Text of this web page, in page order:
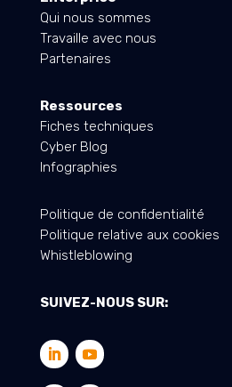
Qui nous sommes
Travaille avec nous
Partenaires
Ressources
Fiches techniques
Cyber Blog
Infographies
Politique de confidentialité
Politique relative aux cookies
Whistleblowing
SUIVEZ-NOUS SUR: